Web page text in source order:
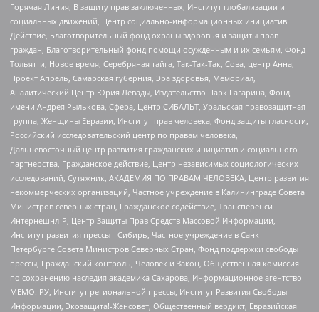
Горячая Линия, В защиту прав заключенных, Институт глобализации и
социальных движений, Центр социально-информационных инициатив
Действие, Благотворительный фонд охраны здоровья и защиты прав
граждан, Благотворительный фонд помощи осужденным и их семьям, Фонд
Тольятти, Новое время, Серебряная тайга, Так-Так-Так, Сова, центр Анна,
Проект Апрель, Самарская губерния, Эра здоровья, Мемориал,
Аналитический Центр Юрия Левады, Издательство Парк Гагарина, Фонд
имени Андрея Рылькова, Сфера, Центр СИБАЛЬТ, Уральская правозащитная
группа, Женщины Евразии, Институт прав человека, Фонд защиты гласности,
Российский исследовательский центр по правам человека,
Дальневосточный центр развития гражданских инициатив и социального
партнерства, Гражданское действие, Центр независимых социологических
исследований, Сутяжник, АКАДЕМИЯ ПО ПРАВАМ ЧЕЛОВЕКА, Центр развития
некоммерческих организаций, Частное учреждение в Калининграде Совета
Министров северных стран, Гражданское содействие, Трансперенси
Интернешнл-Р, Центр Защиты Прав Средств Массовой Информации,
Институт развития прессы - Сибирь, Частное учреждение в Санкт-
Петербурге Совета Министров Северных Стран, Фонд поддержки свободы
прессы, Гражданский контроль, Человек и Закон, Общественная комиссия
по сохранению наследия академика Сахарова, Информационное агентство
МЕМО. РУ, Институт региональной прессы, Институт Развития Свободы
Информации, Экозащита!-Женсовет, Общественный вердикт, Евразийская